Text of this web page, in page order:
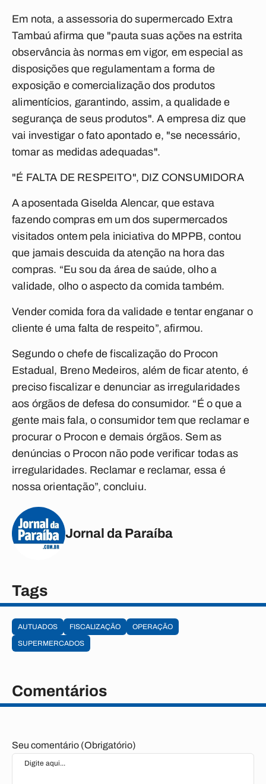
Em nota, a assessoria do supermercado Extra
Tambaú afirma que "pauta suas ações na estrita
observância às normas em vigor, em especial as
disposições que regulamentam a forma de
exposição e comercialização dos produtos
alimentícios, garantindo, assim, a qualidade e
segurança de seus produtos". A empresa diz que
vai investigar o fato apontado e, "se necessário,
tomar as medidas adequadas".
"É FALTA DE RESPEITO", DIZ CONSUMIDORA
A aposentada Giselda Alencar, que estava
fazendo compras em um dos supermercados
visitados ontem pela iniciativa do MPPB, contou
que jamais descuida da atenção na hora das
compras. “Eu sou da área de saúde, olho a
validade, olho o aspecto da comida também.
Vender comida fora da validade e tentar enganar o
cliente é uma falta de respeito”, afirmou.
Segundo o chefe de fiscalização do Procon
Estadual, Breno Medeiros, além de ficar atento, é
preciso fiscalizar e denunciar as irregularidades
aos órgãos de defesa do consumidor. “É o que a
gente mais fala, o consumidor tem que reclamar e
procurar o Procon e demais órgãos. Sem as
denúncias o Procon não pode verificar todas as
irregularidades. Reclamar e reclamar, essa é
nossa orientação”, concluiu.
Jornal da Paraíba
Tags
AUTUADOS FISCALIZAÇÃO
OPERAÇÃO
SUPERMERCADOS
Comentários
Seu comentário (Obrigatório)